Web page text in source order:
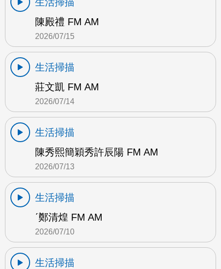
陳殿禮 FM AM
2026/07/15
生活掃描
莊文凱 FM AM
2026/07/14
生活掃描
陳秀熙簡穎秀許辰陽 FM AM
2026/07/13
生活掃描
ˊ鄭清煌 FM AM
2026/07/10
生活掃描